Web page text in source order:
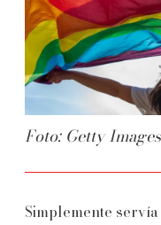
Foto: Getty Images
Simplemente